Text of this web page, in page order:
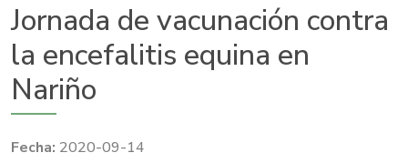
Jornada de vacunación contra
la encefalitis equina en
Nariño
2020-09-14